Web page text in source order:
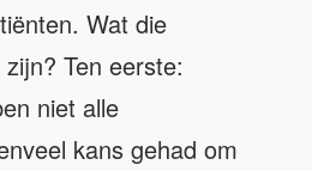
Wat die
Ten eerste:
niet alle
kans gehad om